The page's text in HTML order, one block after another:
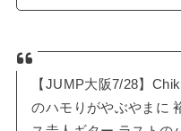
【JUMP大阪7/28】
のハモりがやぶやまに